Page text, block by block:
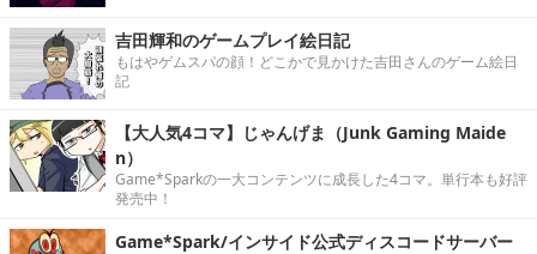
吉田輝和のゲームプレイ絵日記
もはやゲムスパの顔！どこかで見かけた吉田さんのゲーム絵日
記
【大人気4コマ】じゃんげま（Junk Gaming Maide
n）
Game*Sparkの一大コンテンツに成長した4コマ。単行本も好評
発売中！
Game*Spark/インサイド公式ディスコードサーバー